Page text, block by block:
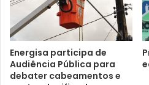
Energisa participa de
Audiência Pública para
debater cabeamentos e